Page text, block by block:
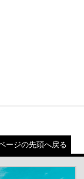
ージの先頭へ戻る
）